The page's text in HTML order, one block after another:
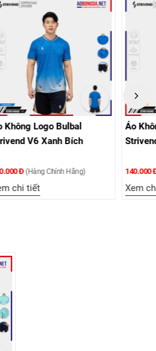
Áo Không Logo Bulbal
Strivend V6 Kem
140.000 Đ(Hàng Chính Hãng)
Xem chi tiết